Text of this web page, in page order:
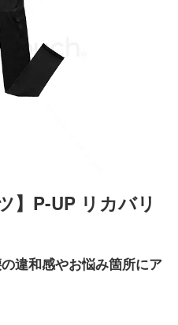
】P-UP リカバリ
違和感やお悩み箇所にア